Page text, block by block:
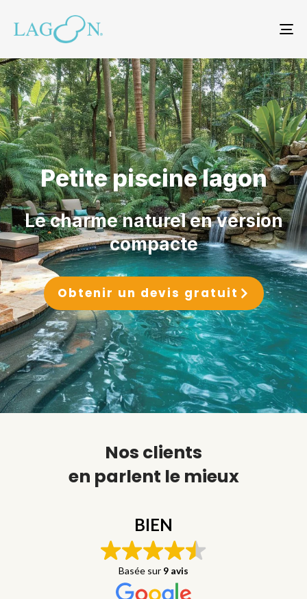
Petite piscine lagon
Le charme naturel en version
compacte
Obtenir un devis gratuit
Nos clients
en parlent le mieux
BIEN
Basée sur 9 avis